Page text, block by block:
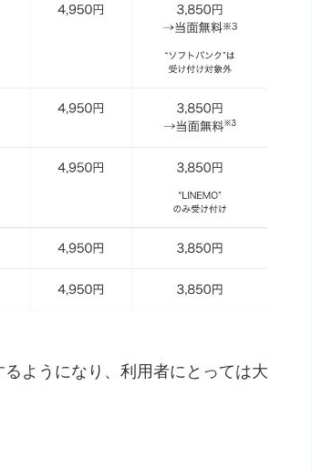
ようになり、利用者にとっては大